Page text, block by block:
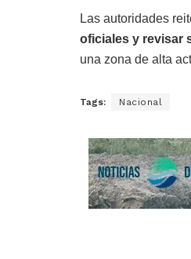
Las autoridades
oficiales y revisar
una zona de alta
Tags: Nacional